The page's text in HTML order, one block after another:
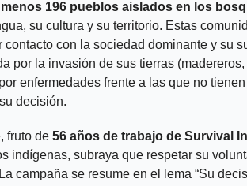
196 pueblos aislados en los
su cultura y su territorio. Estas
contacto con la sociedad dominante y su
por la invasión de sus tierras
enfermedades frente a las que no
decisión.
fruto de 56 años de trabajo de Survival
indígenas, subraya que respetar su
campaña se resume en el lema “Su